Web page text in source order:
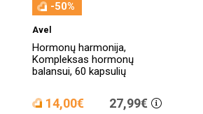
-50%
Avel
Hormonų harmonija,
Kompleksas hormonų
balansui, 60 kapsulių
14,00€ 27,99€